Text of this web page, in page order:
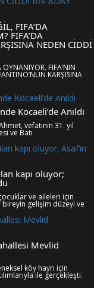
FIFA’DA
FIFA’DA
NEDEN CİDDİ
FIFA’NIN
KARŞISINA
Kocaeli’de Anıldı
vefatının 31. yıl
ve Batı
kapı oluyor;
ve aileleri için
bireyin gelişim düzeyi ve
Mevlid
köy hayrı için
ile gerçekleşti.